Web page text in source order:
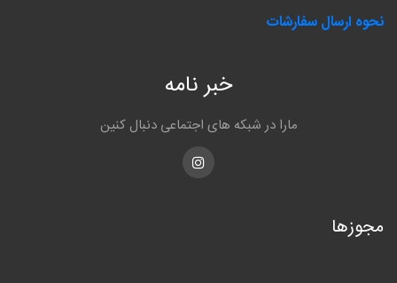
نحوه ارسال سفارشات
خبر نامه
مارا در شبکه های اجتماعی دنبال کنین
Instagram
مجوزها